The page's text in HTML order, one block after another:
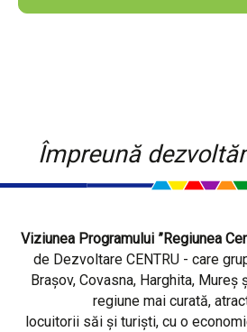
Împreună
Viziunea Programului ”Regiunea
de Dezvoltare CENTRU - care
Brașov, Covasna, Harghita,
regiune mai curată,
locuitorii săi și turiști, cu o